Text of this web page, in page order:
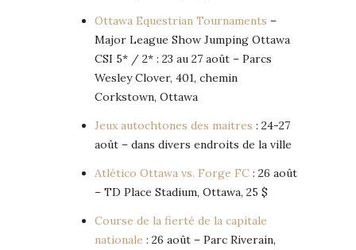
Ottawa Equestrian Tournaments –
Major League Show Jumping Ottawa
CSI 5* / 2* : 23 au 27 août – Parcs
Wesley Clover, 401, chemin
Corkstown, Ottawa
Jeux autochtones des maitres : 24-27
août – dans divers endroits de la ville
Atlético Ottawa vs. Forge FC : 26 août
– TD Place Stadium, Ottawa, 25 $
Course de la fierté de la capitale
nationale : 26 août – Parc Riverain,